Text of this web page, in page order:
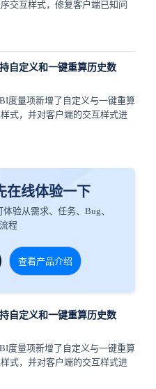
交互样式，修复客户端已知问
自定义和一键重算历史数
度量项新增了自定义与一键重算
式，并对客户端的交互样式进
在线体验一下
验从需求、任务、Bug、
程
查看产品介绍
自定义和一键重算历史数
度量项新增了自定义与一键重算
式，并对客户端的交互样式进